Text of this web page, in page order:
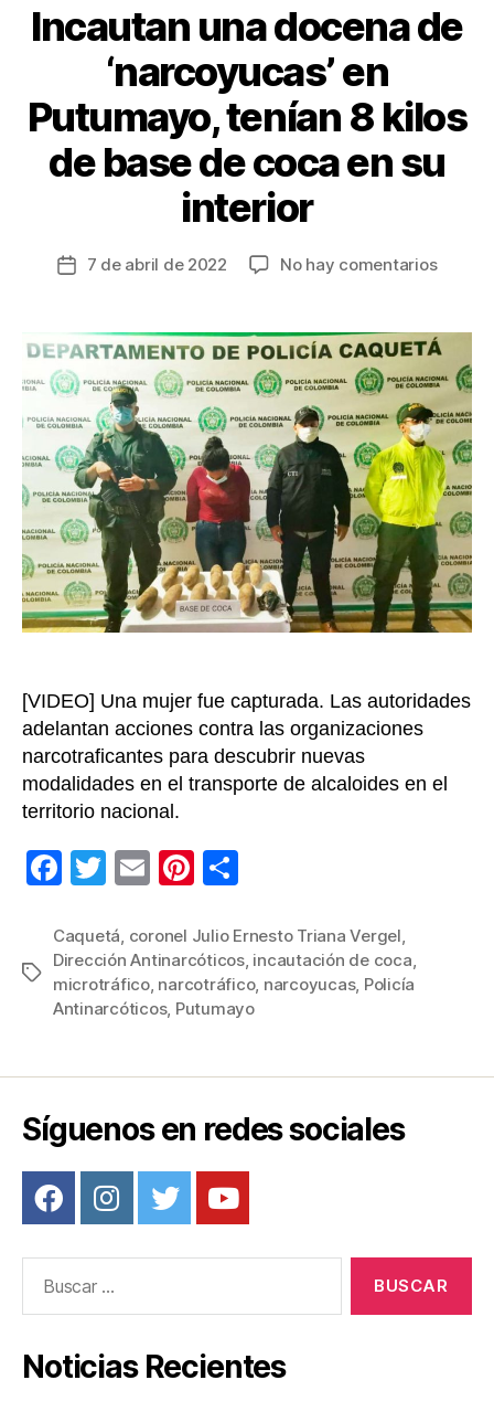
Incautan una docena de
‘narcoyucas’ en
Putumayo, tenían 8 kilos
de base de coca en su
interior
Fecha
entrada
7 de abril de 2022 No hay comentariosen
docena
de
en
tenían
8
kilos
de
base
de
coca
en
[VIDEO] Una mujer fue capturada. Las autoridades
adelantan acciones contra las organizaciones
narcotraficantes para descubrir nuevas
modalidades en el transporte de alcaloides en el
territorio nacional.
F
c
e
b
o
k
T
tt
er
E
ail
Pi
er
e
st
m
p
ar
Etiquetas
Caquetá, coronel Julio Ernesto Triana Vergel,
Dirección Antinarcóticos, incautación de coca,
microtráfico, narcotráfico, narcoyucas, Policía
Antinarcóticos, Putumayo
Síguenos en redes sociales
Noticias Recientes